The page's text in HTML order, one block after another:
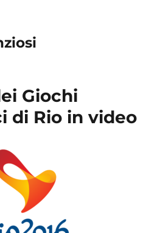
Giochi
di Rio in video